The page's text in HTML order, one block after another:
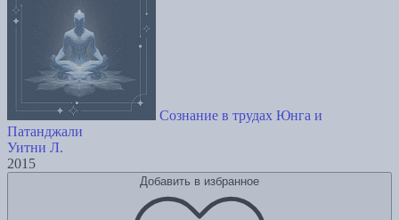
Сознание в трудах Юнга и
Патанджали
Уитни Л.
2015
Добавить в избранное